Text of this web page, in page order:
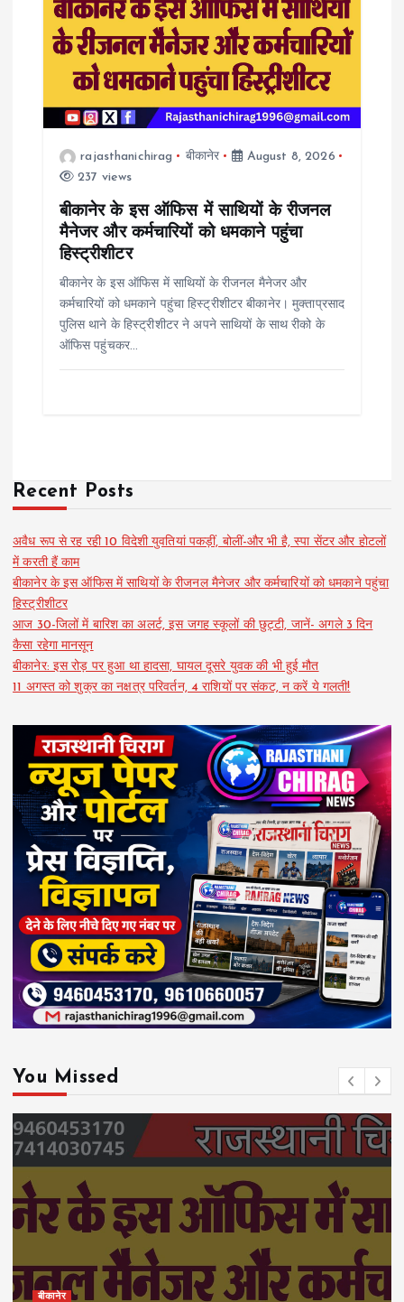
rajasthanichirag बीकानेर
August 8, 2026
237 views
बीकानेर के इस ऑफिस में साथियों के रीजनल
मैनेजर और कर्मचारियों को धमकाने पहुंचा
हिस्ट्रीशीटर
बीकानेर के इस ऑफिस में साथियों के रीजनल मैनेजर और
कर्मचारियों को धमकाने पहुंचा हिस्ट्रीशीटर बीकानेर। मुक्ताप्रसाद
पुलिस थाने के हिस्ट्रीशीटर ने अपने साथियों के साथ रीको के
ऑफिस पहुंचकर…
Recent Posts
अवैध रूप से रह रही 10 विदेशी युवतियां पकड़ीं, बोलीं-और भी है, स्पा सेंटर और होटलों
में करती हैं काम
बीकानेर के इस ऑफिस में साथियों के रीजनल मैनेजर और कर्मचारियों को धमकाने पहुंचा
हिस्ट्रीशीटर
आज 30-जिलों में बारिश का अलर्ट, इस जगह स्कूलों की छुट्टी, जानें- अगले 3 दिन
कैसा रहेगा मानसून
बीकानेर: इस रोड़ पर हुआ था हादसा, घायल दूसरे युवक की भी हुई मौत
11 अगस्त को शुक्र का नक्षत्र परिवर्तन, 4 राशियों पर संकट, न करें ये गलती!
You Missed
बीकानेर